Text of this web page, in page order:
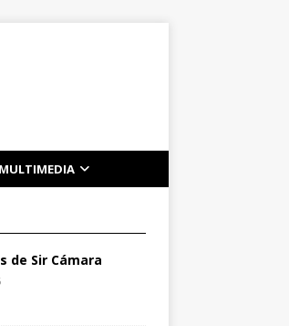
MULTIMEDIA
de Sir Cámara